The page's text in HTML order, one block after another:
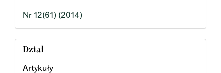
Nr 12(61) (2014)
Dział
Artykuły